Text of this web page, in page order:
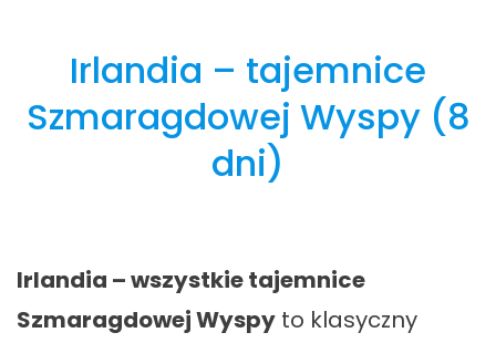
Irlandia – tajemnice
Szmaragdowej Wyspy (8
dni)
Irlandia – wszystkie tajemnice
Szmaragdowej Wyspy to klasyczny